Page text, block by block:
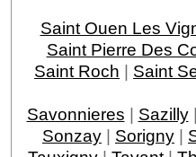
Saint Ouen Les
Saint Pierre Des
Saint Roch | Saint
Savonnieres | Sazilly|
Sonzay | Sorigny |